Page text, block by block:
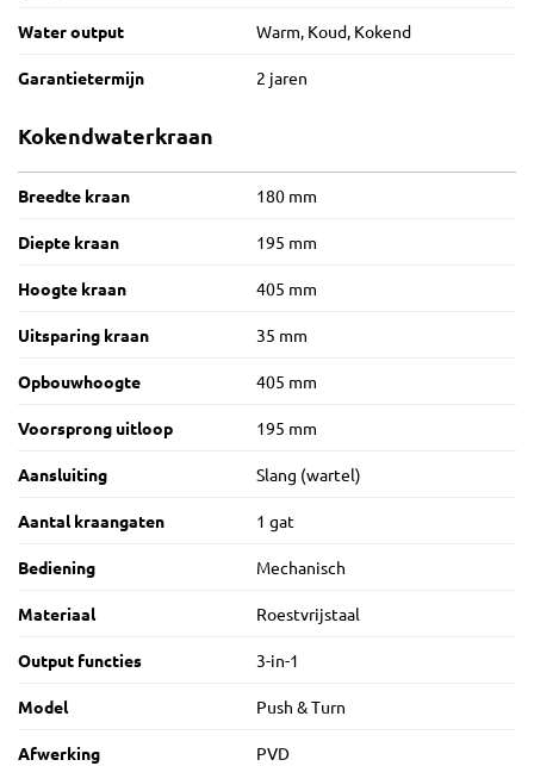
Water output Warm, Koud, Kokend
Garantietermijn 2 jaren
Kokendwaterkraan
Breedte kraan 180 mm
Diepte kraan 195 mm
Hoogte kraan 405 mm
Uitsparing kraan 35 mm
Opbouwhoogte 405 mm
Voorsprong uitloop 195 mm
Aansluiting Slang (wartel)
Aantal kraangaten 1 gat
Bediening Mechanisch
Materiaal Roestvrijstaal
Output functies 3-in-1
Model Push & Turn
Afwerking PVD